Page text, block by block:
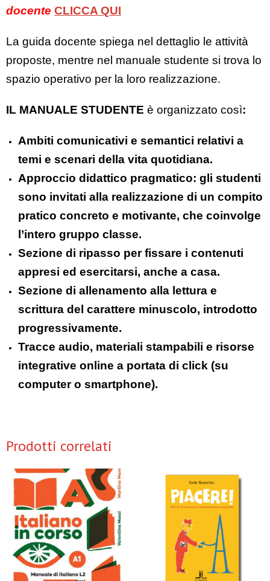
docente CLICCA QUI
La guida docente spiega nel dettaglio le attività
proposte, mentre nel manuale studente si trova lo
spazio operativo per la loro realizzazione.
IL MANUALE STUDENTE è organizzato così:
Ambiti comunicativi e semantici relativi a
temi e scenari della vita quotidiana.
Approccio didattico pragmatico: gli studenti
sono invitati alla realizzazione di un compito
pratico concreto e motivante, che coinvolge
l’intero gruppo classe.
Sezione di ripasso per fissare i contenuti
appresi ed esercitarsi, anche a casa.
Sezione di allenamento alla lettura e
scrittura del carattere minuscolo, introdotto
progressivamente.
Tracce audio, materiali stampabili e risorse
integrative online a portata di click (su
computer o smartphone).
Prodotti correlati